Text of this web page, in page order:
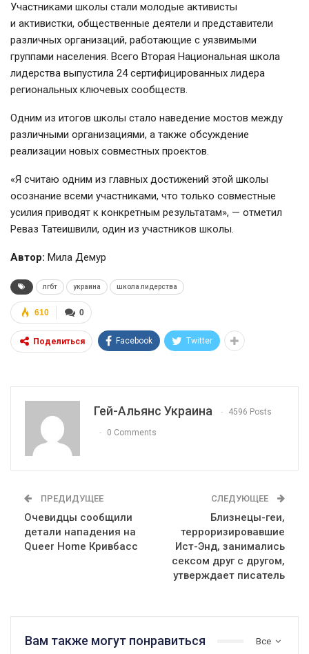
Участниками школы стали молодые активисты
и активистки, общественные деятели и представители
различных организаций, работающие с уязвимыми
группами населения. Всего Вторая Национальная школа
лидерства выпустила 24 сертифицированных лидера
региональных ключевых сообществ.
Одним из итогов школы стало наведение мостов между
различными организациями, а также обсуждение
реализации новых совместных проектов.
«Я считаю одним из главных достижений этой школы
осознание всеми участниками, что только совместные
усилия приводят к конкретным результатам», — отметил
Реваз Татеишвили, один из участников школы.
Автор: Мила Демур
лгбт украина школа лидерства
0
610
Поделиться Facebook Twitter
Гей-Альянс Украина 4596 Posts
0 Comments
ПРЕДИДУЩЕЕ
Очевидцы сообщили
детали нападения на
Queer Home Кривбасс
СЛЕДУЮЩЕЕ
Близнецы-геи,
терроризировавшие
Ист-Энд, занимались
сексом друг с другом,
утверждает писатель
Все
Вам также могут понравиться